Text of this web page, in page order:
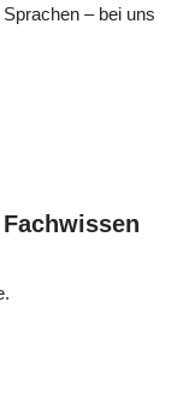
– bei uns